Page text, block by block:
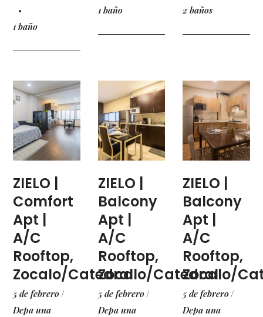
1 baño
1 baño
2 baños
ZIELO |
Comfort
Apt |
A/C
Rooftop,
Zocalo/Catedral
5 de febrero
Depa una
ZIELO |
Balcony
Apt |
A/C
Rooftop,
Zocalo/Catedral
5 de febrero
Depa una
ZIELO |
Balcony
Apt |
A/C
Rooftop,
Zocalo/
5 de febrero
Depa una